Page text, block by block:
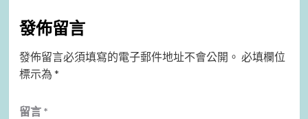
發佈留言
發佈留言必須填寫的電子郵件地址不會公開。 必填欄位
標示為 *
留言 *